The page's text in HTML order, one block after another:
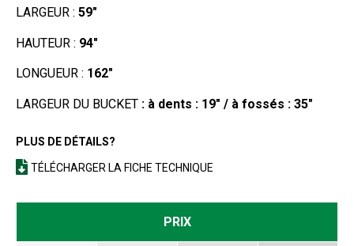
LARGEUR : 59"
HAUTEUR : 94"
LONGUEUR : 162"
LARGEUR DU BUCKET : à dents : 19" / à fossés : 35"
PLUS DE DÉTAILS?
TÉLÉCHARGER LA FICHE TECHNIQUE
PRIX